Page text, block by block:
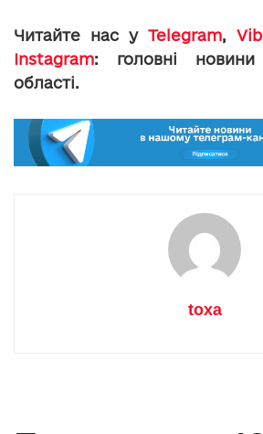
Читайте нас у Telegram,
Instagram: головні
області.
toxa